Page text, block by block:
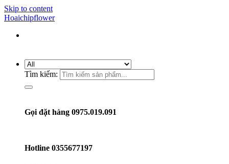
Skip to content
Hoaichipflower
Tìm kiếm:
Gọi đặt hàng 0975.019.091
Hotline 0355677197